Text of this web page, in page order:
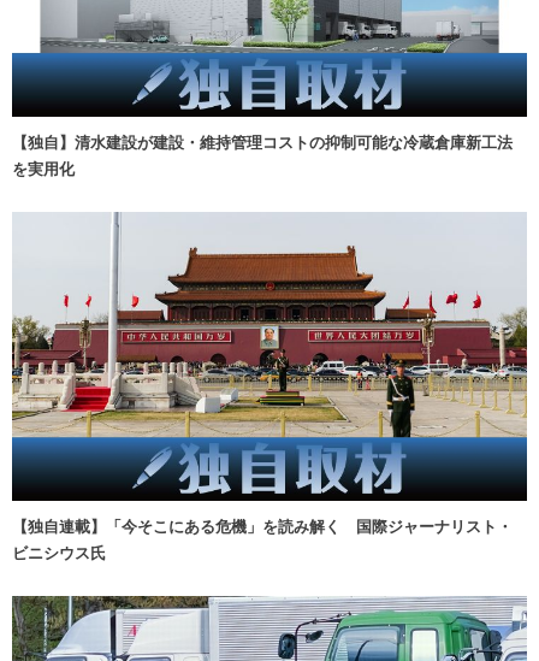
【独自】清水建設が建設・維持管理コストの抑制可能な冷蔵倉庫新工法
を実用化
【独自連載】「今そこにある危機」を読み解く 国際ジャーナリスト・
ビニシウス氏